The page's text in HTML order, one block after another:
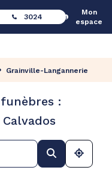
3024
Mon
espace
Grainville-Langannerie
: